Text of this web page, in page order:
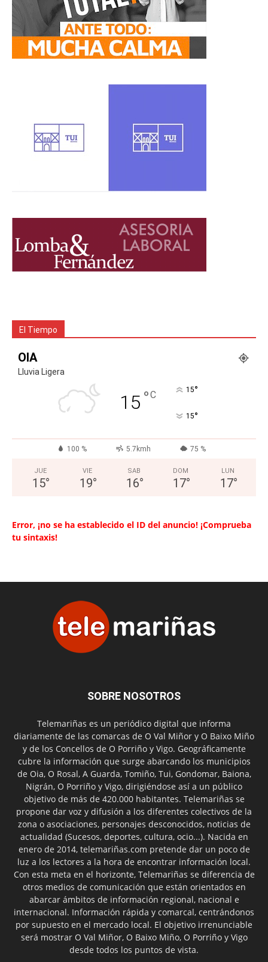
El Tiempo
OIA
Lluvia Ligera
15 °C 15°
15°
100 % 5.7kmh 75 %
JUE
15°
VIE
19°
SAB
16°
DOM
17°
LUN
17°
Error, ¡no se ha establecido el ID del anuncio! ¡Comprueba
tu sintaxis!
SOBRE NOSOTROS
Telemariñas es un periódico digital que informa
diariamente de las comarcas de O Val Miñor y O Baixo Miño
y de los Concellos de O Porriño y Vigo. Geográficamente
cubre la información que surge abarcando los municipios
de Oia, O Rosal, A Guarda, Tomiño, Tui, Gondomar, Baiona,
Nigrán, O Porriño y Vigo, dirigiéndose así a un público
objetivo de más de 420.000 habitantes. Telemariñas se
propone dar voz y difusión a los diferentes colectivos de la
zona o asociaciones, personajes desconocidos, noticias de
actualidad (Sucesos, deportes, cultura, ocio...). Nacida en
enero de 2014, telemariñas.com pretende dar un poco de
luz a los lectores a la hora de encontrar información local.
Con esta meta en el horizonte, Telemariñas se diferencia de
otros medios de comunicación que están orientados en
abarcar ámbitos de información regional, nacional e
internacional. Información rápida y comarcal, centrándonos
por supuesto en el mercado local. El objetivo irrenunciable
será mostrar O Val Miñor, O Baixo Miño, O Porriño y Vigo
desde todos los puntos de vista.